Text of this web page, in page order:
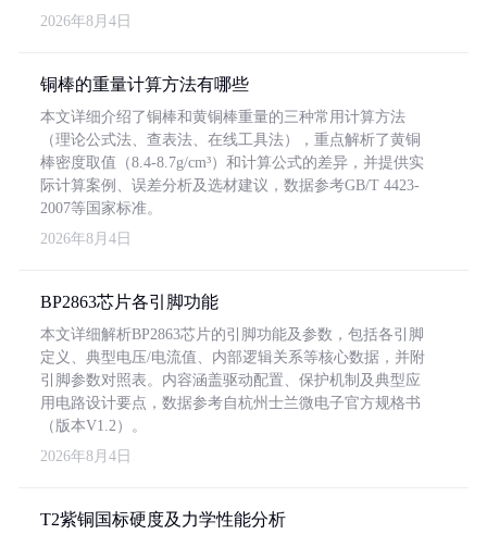
2026年8月4日
铜棒的重量计算方法有哪些
本文详细介绍了铜棒和黄铜棒重量的三种常用计算方法
（理论公式法、查表法、在线工具法），重点解析了黄铜
棒密度取值（8.4-8.7g/cm³）和计算公式的差异，并提供实
际计算案例、误差分析及选材建议，数据参考GB/T 4423-
2007等国家标准。
2026年8月4日
BP2863芯片各引脚功能
本文详细解析BP2863芯片的引脚功能及参数，包括各引脚
定义、典型电压/电流值、内部逻辑关系等核心数据，并附
引脚参数对照表。内容涵盖驱动配置、保护机制及典型应
用电路设计要点，数据参考自杭州士兰微电子官方规格书
（版本V1.2）。
2026年8月4日
T2紫铜国标硬度及力学性能分析